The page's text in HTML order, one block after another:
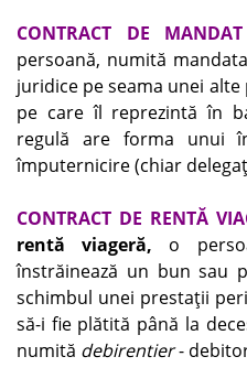
CONTRACT DE MANDAT
persoană, numită
juridice pe seama unei
pe care îl reprezintă în
regulă are forma unui
împuternicire (chiar
CONTRACT DE RENTĂ
rentă viageră, o
înstrăinează un bun sau
schimbul unei prestaţii
să-i fie plătită până la
numită debirentier-